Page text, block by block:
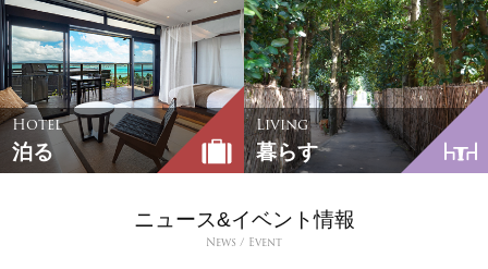
Hotel
泊る
Living
暮らす
ニュース&イベント情報
News / Event